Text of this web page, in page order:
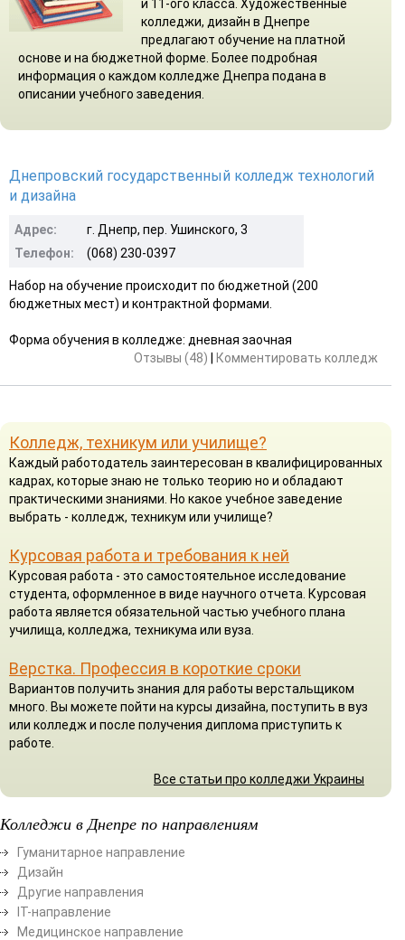
и 11-ого класса. Художественные
колледжи, дизайн в Днепре
предлагают обучение на платной
основе и на бюджетной форме. Более подробная
информация о каждом колледже Днепра подана в
описании учебного заведения.
Днепровский государственный колледж технологий
и дизайна
Адрес:
г. Днепр, пер. Ушинского, 3
Телефон:
(068) 230-0397
Набор на обучение происходит по бюджетной (200
бюджетных мест) и контрактной формами.
Форма обучения в колледже: дневная заочная
Отзывы (48)
Комментировать колледж
Колледж, техникум или училище?
Каждый работодатель заинтересован в квалифицированных
кадрах, которые знаю не только теорию но и обладают
практическими знаниями. Но какое учебное заведение
выбрать - колледж, техникум или училище?
Курсовая работа и требования к ней
Курсовая работа - это самостоятельное исследование
студента, оформленное в виде научного отчета. Курсовая
работа является обязательной частью учебного плана
училища, колледжа, техникума или вуза.
Верстка. Профессия в короткие сроки
Вариантов получить знания для работы верстальщиком
много. Вы можете пойти на курсы дизайна, поступить в вуз
или колледж и после получения диплома приступить к
работе.
Все статьи про колледжи Украины
Колледжи в Днепре по направлениям
Гуманитарное направление
Дизайн
Другие направления
ІТ-направление
Медицинское направление